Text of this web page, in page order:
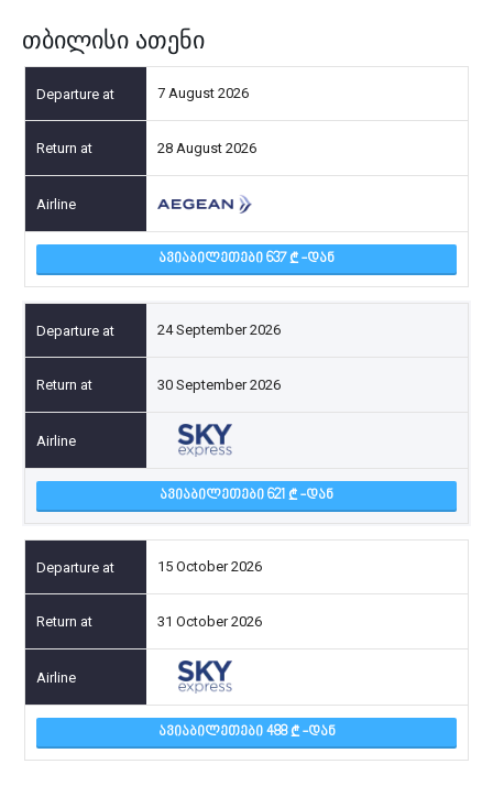
თბილისი ათენი
7 August 2026
28 August 2026
ᲐᲕᲘᲐᲑᲘᲚᲔᲗᲔᲑᲘ 637 -ᲓᲐᲜ
24 September 2026
30 September 2026
ᲐᲕᲘᲐᲑᲘᲚᲔᲗᲔᲑᲘ 621 -ᲓᲐᲜ
15 October 2026
31 October 2026
ᲐᲕᲘᲐᲑᲘᲚᲔᲗᲔᲑᲘ 488 -ᲓᲐᲜ